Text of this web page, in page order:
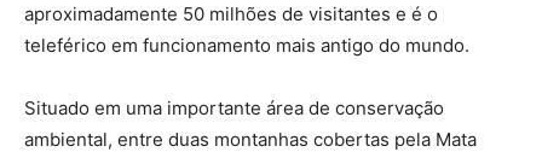
aproximadamente 50 milhões de visitantes e é o
teleférico em funcionamento mais antigo do mundo.
Situado em uma importante área de conservação
ambiental, entre duas montanhas cobertas pela Mata